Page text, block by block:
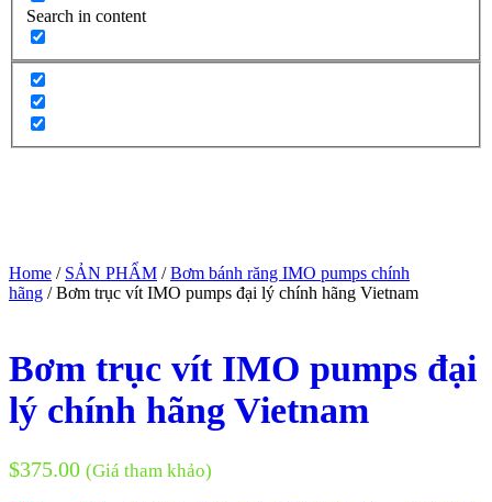
Search in content
Home / SẢN PHẨM /Bơm bánh răng IMO pumps chính
hãng / Bơm trục vít IMO pumps đại lý chính hãng Vietnam
Bơm trục vít IMO pumps đại
lý chính hãng Vietnam
$375.00 (Giá tham khảo)